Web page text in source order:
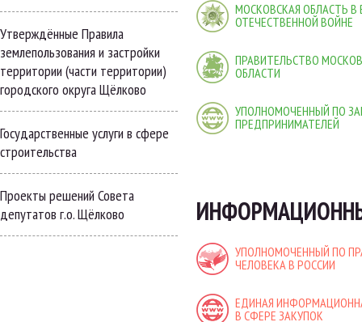
Утверждённые Правила
землепользования и застройки
территории (части территории)
городского округа Щёлково
Государственные услуги в сфере
строительства
Проекты решений Совета
депутатов г.о. Щёлково
МОСКОВСКАЯ ОБЛАСТЬ В
ОТЕЧЕСТВЕННОЙ ВОЙНЕ
ПРАВИТЕЛЬСТВО
ОБЛАСТИ
УПОЛНОМОЧЕННЫЙ ПО
ПРЕДПРИНИМАТЕЛЕЙ
УПОЛНОМОЧЕННЫЙ ПО
ЧЕЛОВЕКА В РОССИИ
ЕДИНАЯ
В СФЕРЕ ЗАКУПОК